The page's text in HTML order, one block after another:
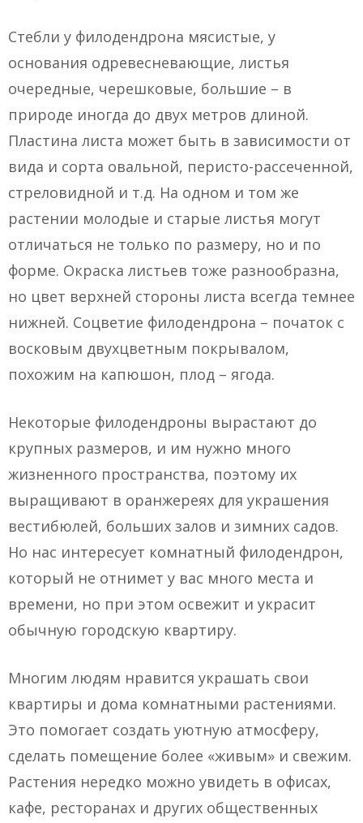
Стебли у филодендрона мясистые, у
основания одревесневающие, листья
очередные, черешковые, большие – в
природе иногда до двух метров длиной.
Пластина листа может быть в зависимости от
вида и сорта овальной, перисто-рассеченной,
стреловидной и т.д. На одном и том же
растении молодые и старые листья могут
отличаться не только по размеру, но и по
форме. Окраска листьев тоже разнообразна,
но цвет верхней стороны листа всегда темнее
нижней. Соцветие филодендрона – початок с
восковым двухцветным покрывалом,
похожим на капюшон, плод – ягода.
Некоторые филодендроны вырастают до
крупных размеров, и им нужно много
жизненного пространства, поэтому их
выращивают в оранжереях для украшения
вестибюлей, больших залов и зимних садов.
Но нас интересует комнатный филодендрон,
который не отнимет у вас много места и
времени, но при этом освежит и украсит
обычную городскую квартиру.
Многим людям нравится украшать свои
квартиры и дома комнатными растениями.
Это помогает создать уютную атмосферу,
сделать помещение более «живым» и свежим.
Растения нередко можно увидеть в офисах,
кафе, ресторанах и других общественных